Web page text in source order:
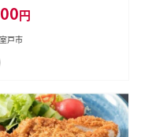
円
戸市